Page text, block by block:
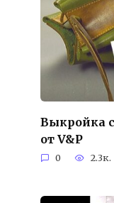
Выкройка
от V&P
0 2.3к.